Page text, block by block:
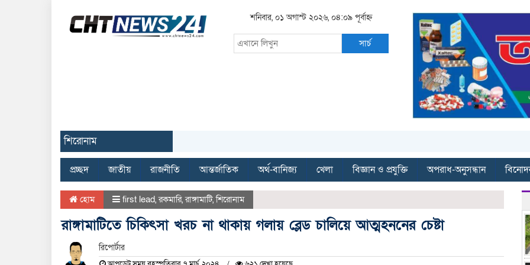
শনিবার, ০১ অগাস্ট ২০২৬, ০৪:০৯ পূর্বাহ্ন
সার্চ
শিরোনাম
প্রচ্ছদ জাতীয় রাজনীতি আন্তর্জাতিক অর্থ-বানিজ্য খেলা বিজ্ঞান ও প্রযুক্তি অপরাধ-অনুসন্ধান
হোম first lead,রকমারি,রাঙ্গামাটি,শিরোনাম
রাঙ্গামাটিতে চিকিৎসা খরচ না থাকায় গলায় ব্লেড চালিয়ে আত্মহননের চেষ্টা
রিপোর্টার